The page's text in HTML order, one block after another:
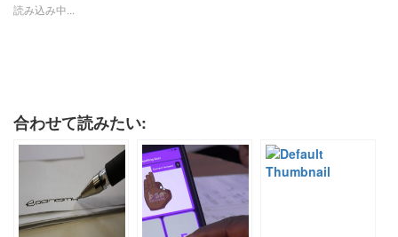
読み込み中...
合わせて読みたい: